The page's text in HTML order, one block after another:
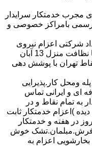
مجرب خدمتکار سرایدار
رسمی بامراکز خصوصی و
شرکتی اعزام نیروی
نظافتچی ماهرخانم نظافت چی آقا نظافت منزل 13 آبان
درتمام نقاط تهران با پوشش دهی
ومحل کار.پذیرایی
ای و ایرانی تماس
به تمام نقاط و در
)اعزام خدمتکار ثابت
روزانه (خانم)از 1 روز درهفته تا 6 روز در هفته و خدمتکار
خوش
اعزام به